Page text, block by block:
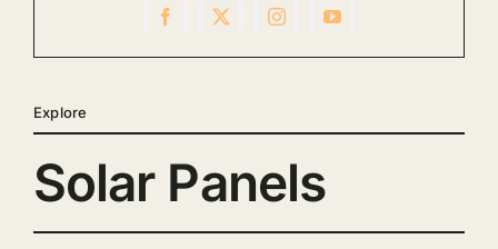
Explore
Solar Panels